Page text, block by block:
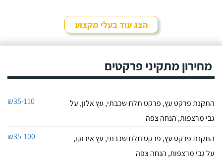
הצג עוד בעלי מקצוע
מחירון מתקיני פרקטים
התקנת פרקט עץ, פרקט תלת שכבתי, עץ אלון, על
גבי מרצפות, הנחה צפה
₪35-110
התקנת פרקט עץ, פרקט תלת שכבתי, עץ אירוקו,
על גבי מרצפות, הנחה צפה
₪35-100